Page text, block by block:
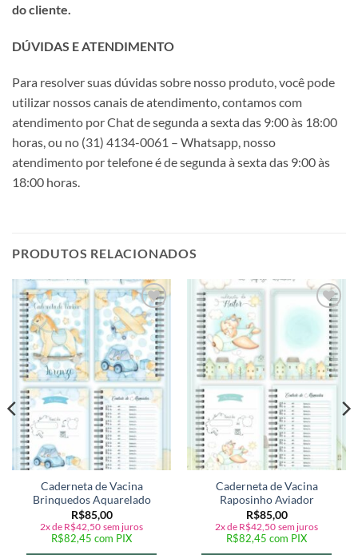
do cliente.
DÚVIDAS E ATENDIMENTO
Para resolver suas dúvidas sobre nosso produto, você pode
utilizar nossos canais de atendimento, contamos com
atendimento por Chat de segunda a sexta das 9:00 às 18:00
horas, ou no (31) 4134-0061 – Whatsapp, nosso
atendimento por telefone é de segunda à sexta das 9:00 às
18:00 horas.
PRODUTOS RELACIONADOS
Adicionar
a lista de
desejos
Caderneta de Vacina
Brinquedos Aquarelado
R$85,00
2x de R$42,50 sem juros
R$82,45 com PIX
Adicionar
a lista de
desejos
Caderneta de Vacina
Raposinho Aviador
R$85,00
2x de R$42,50 sem juros
R$82,45 com PIX